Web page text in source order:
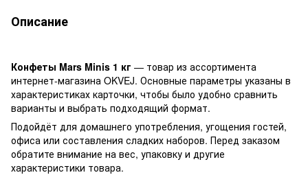
Описание
Конфеты Mars Minis 1 кг — товар из ассортимента
интернет-магазина OKVEJ. Основные параметры указаны в
характеристиках карточки, чтобы было удобно сравнить
варианты и выбрать подходящий формат.
Подойдёт для домашнего употребления, угощения гостей,
офиса или составления сладких наборов. Перед заказом
обратите внимание на вес, упаковку и другие
характеристики товара.